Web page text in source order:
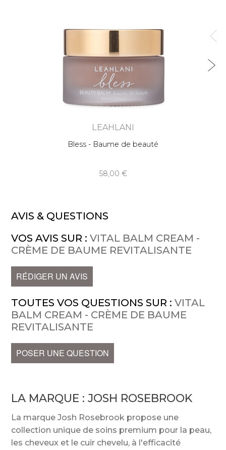
LEAHLANI
Bless - Baume de beauté
58,00
AVIS & QUESTIONS
VOS AVIS SUR :VITAL BALM CREAM -
CRÈME DE BAUME REVITALISANTE
RÉDIGER UN AVIS
TOUTES VOS QUESTIONS SUR :VITAL
BALM CREAM - CRÈME DE BAUME
REVITALISANTE
POSER UNE QUESTION
LA MARQUE :JOSH ROSEBROOK
La marque Josh Rosebrook propose une
collection unique de soins premium pour la peau,
les cheveux et le cuir chevelu, à l'efficacité